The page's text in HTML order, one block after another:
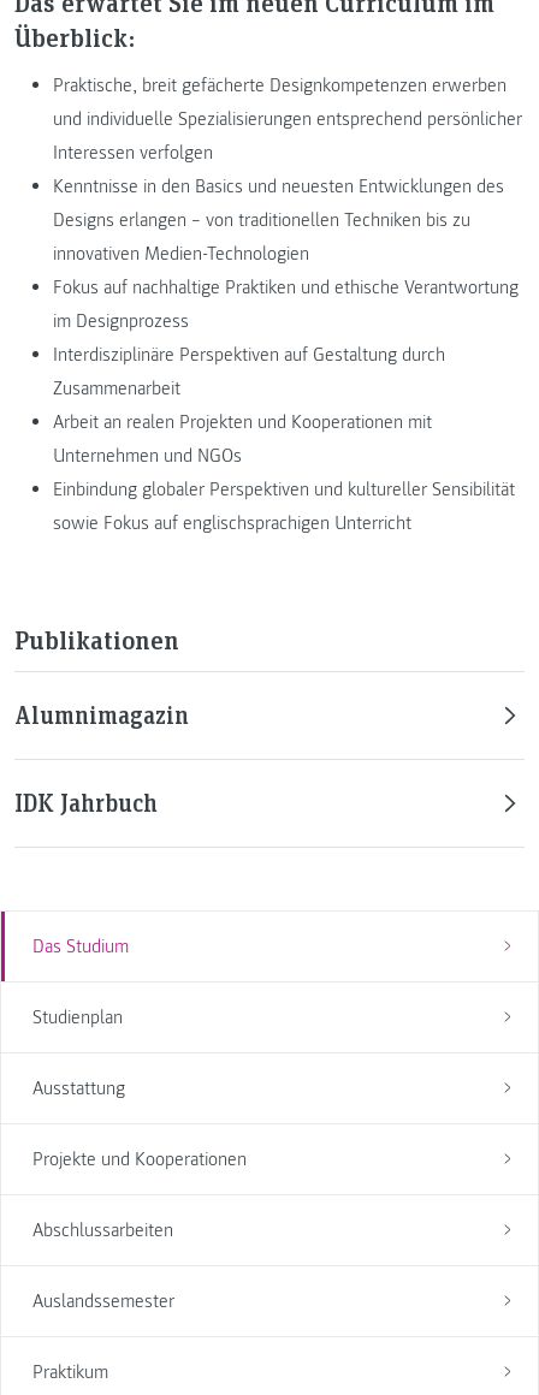
Das Studium
Studienplan
Ausstattung
Projekte und Kooperationen
Abschlussarbeiten
Auslandssemester
Praktikum
Überblick:
Praktische, breit gefächerte Designkompetenzen erwerben
und individuelle Spezialisierungen entsprechend persönlicher
Interessen verfolgen
Kenntnisse in den Basics und neuesten Entwicklungen des
Designs erlangen – von traditionellen Techniken bis zu
innovativen Medien-Technologien
Fokus auf nachhaltige Praktiken und ethische Verantwortung
im Designprozess
Interdisziplinäre Perspektiven auf Gestaltung durch
Zusammenarbeit
Arbeit an realen Projekten und Kooperationen mit
Unternehmen und NGOs
Einbindung globaler Perspektiven und kultureller Sensibilität
sowie Fokus auf englischsprachigen Unterricht
Publikationen
Alumnimagazin
IDK Jahrbuch